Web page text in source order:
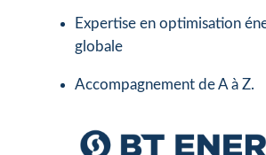
Expertise en optimisation
globale
Accompagnement de A à Z.